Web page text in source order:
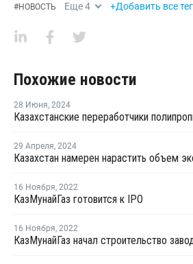
#НОВОСТЬ Еще4 +Добавить все
Похожие новости
28 Июня, 2024
29 Апреля, 2024
Казахстан намерен нарастить объем
16 Ноября, 2022
КазМунайГаз готовится к IPO
16 Ноября, 2022